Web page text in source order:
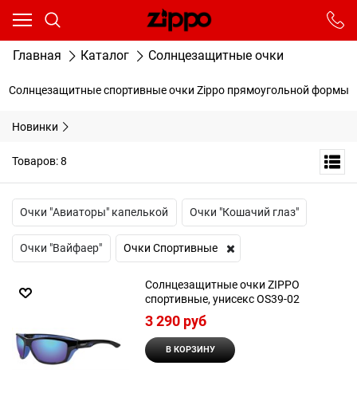
Главная Каталог Солнцезащитные очки
Солнцезащитные спортивные очки Zippo прямоугольной формы
Новинки
Товаров: 8
Очки "Авиаторы" капелькой Очки "Кошачий глаз"
Очки "Вайфаер" Очки Спортивные
Солнцезащитные очки ZIPPO
спортивные, унисекс OS39-02
3 290 руб
В КОРЗИНУ
Ваш город - Москва,
От выбранного города зависят сроки доставки